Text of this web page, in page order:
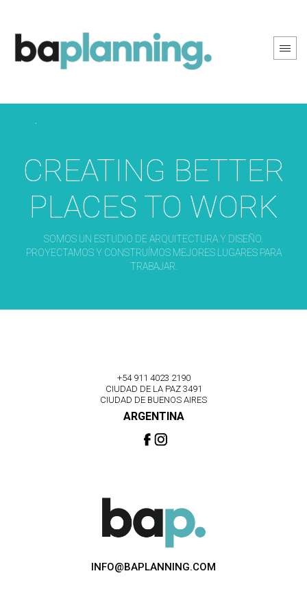
CREATING BETTER
PLACES TO WORK
SOMOS UN ESTUDIO DE ARQUITECTURA Y DISEÑO.
PROYECTAMOS Y CONSTRUÍMOS MEJORES LUGARES PARA
TRABAJAR.
+54 911 4023 2190
CIUDAD DE LA PAZ 3491
CIUDAD DE BUENOS AIRES
ARGENTINA
INFO@BAPLANNING.COM